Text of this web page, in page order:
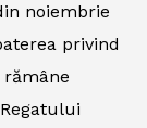
noiembrie
privind